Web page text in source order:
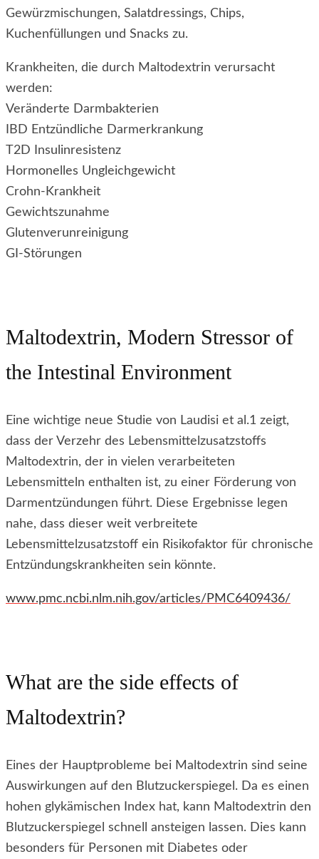
Gewürzmischungen, Salatdressings, Chips,
Kuchenfüllungen und Snacks zu.
Krankheiten, die durch Maltodextrin verursacht
werden:
Veränderte Darmbakterien
IBD Entzündliche Darmerkrankung
T2D Insulinresistenz
Hormonelles Ungleichgewicht
Crohn-Krankheit
Gewichtszunahme
Glutenverunreinigung
GI-Störungen
Maltodextrin, Modern Stressor of
the Intestinal Environment
Eine wichtige neue Studie von Laudisi et al.1 zeigt,
dass der Verzehr des Lebensmittelzusatzstoffs
Maltodextrin, der in vielen verarbeiteten
Lebensmitteln enthalten ist, zu einer Förderung von
Darmentzündungen führt. Diese Ergebnisse legen
nahe, dass dieser weit verbreitete
Lebensmittelzusatzstoff ein Risikofaktor für chronische
Entzündungskrankheiten sein könnte.
www.pmc.ncbi.nlm.nih.gov/articles/PMC6409436/
What are the side effects of
Maltodextrin?
Eines der Hauptprobleme bei Maltodextrin sind seine
Auswirkungen auf den Blutzuckerspiegel. Da es einen
hohen glykämischen Index hat, kann Maltodextrin den
Blutzuckerspiegel schnell ansteigen lassen. Dies kann
besonders für Personen mit Diabetes oder